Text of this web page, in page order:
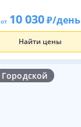
от 10 030 /день
Найти цены
Городской